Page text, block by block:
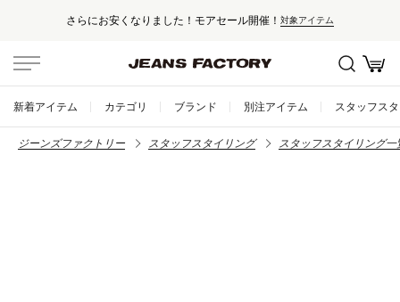
さらにお安くなりました！モアセール開催！ 対象アイテム
新着アイテム カテゴリ ブランド 別注アイテム スタッフス
ジーンズファクトリー スタッフスタイリング スタッフスタイリング一